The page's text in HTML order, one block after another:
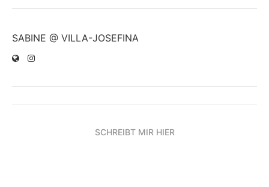
SABINE @ VILLA-JOSEFINA
SCHREIBT MIR HIER